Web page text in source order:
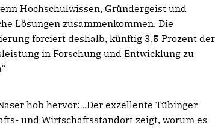
Hochschulwissen, Gründergeist und
Lösungen zusammenkommen. Die
forciert deshalb, künftig 3,5 Prozent der
in Forschung und Entwicklung zu
hob hervor: „Der exzellente Tübinger
und Wirtschaftsstandort zeigt, worum es